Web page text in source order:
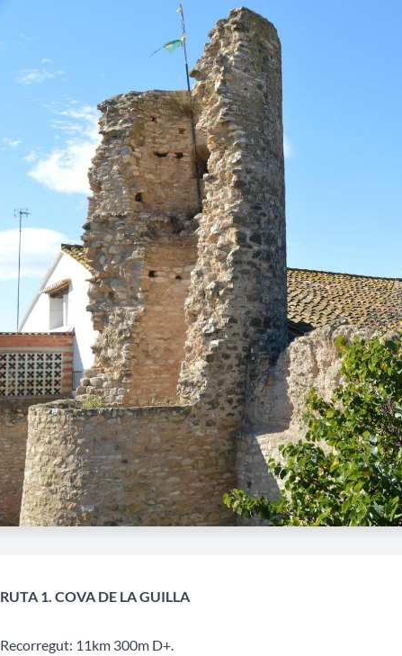
RUTA 1. COVA DE LA GUILLA
Recorregut: 11km 300m D+.